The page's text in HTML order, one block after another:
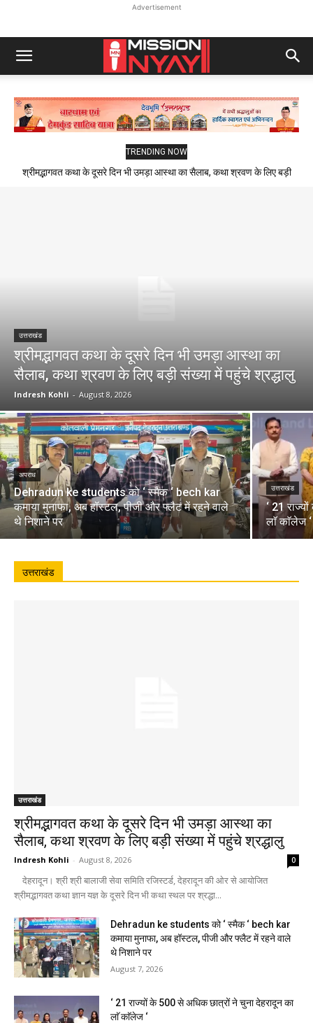
Advertisement
TRENDING NOW
श्रीमद्भागवत कथा के दूसरे दिन भी उमड़ा आस्था का सैलाब, कथा श्रवण के लिए बड़ी
उत्तराखंड
श्रीमद्भागवत कथा के दूसरे दिन भी उमड़ा आस्था का
सैलाब, कथा श्रवण के लिए बड़ी संख्या में पहुंचे श्रद्धालु
Indresh Kohli - August 8, 2026
अपराध
Dehradun ke students को ‘ स्मैक ‘ bech kar
कमाया मुनाफा, अब हॉस्टल, पीजी और फ्लैट में रहने वाले
थे निशाने पर
उत्तराखंड
‘ 21
लाॅ काॅलेज
उत्तराखंड
उत्तराखंड
श्रीमद्भागवत कथा के दूसरे दिन भी उमड़ा आस्था का
सैलाब, कथा श्रवण के लिए बड़ी संख्या में पहुंचे श्रद्धालु
Indresh Kohli - August 8, 2026 0
देहरादून। श्री श्री बालाजी सेवा समिति रजिस्टर्ड, देहरादून की ओर से आयोजित
श्रीमद्भागवत कथा ज्ञान यज्ञ के दूसरे दिन भी कथा स्थल पर श्रद्धा...
Dehradun ke students को ‘ स्मैक ‘ bech kar
कमाया मुनाफा, अब हॉस्टल, पीजी और फ्लैट में रहने वाले
थे निशाने पर
August 7, 2026
‘ 21 राज्यों के 500 से अधिक छात्रों ने चुना देहरादून का
लाॅ काॅलेज ‘